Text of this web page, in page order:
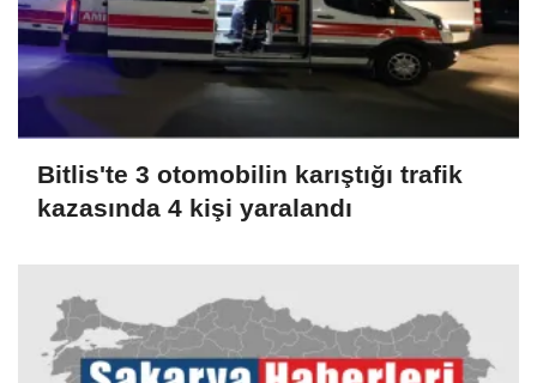
Bitlis'te 3 otomobilin karıştığı trafik
kazasında 4 kişi yaralandı